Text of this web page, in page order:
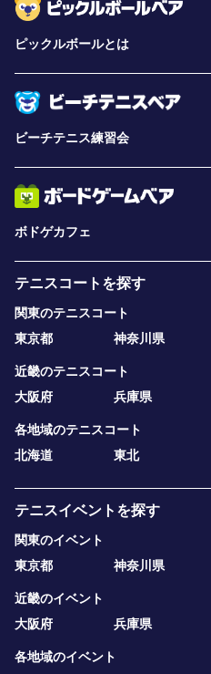
ピックルボールとは
ビーチテニス練習会
ボドゲカフェ
テニスコートを探す
関東のテニスコート
東京都
神奈川県
近畿のテニスコート
大阪府
兵庫県
各地域のテニスコート
北海道
東北
テニスイベントを探す
関東のイベント
東京都
神奈川県
近畿のイベント
大阪府
兵庫県
各地域のイベント